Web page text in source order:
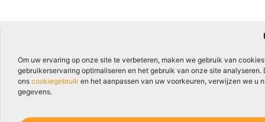
Om uw ervaring op onze site te verbeteren, maken we gebruik van
gebruikerservaring optimaliseren en het gebruik van onze site
ons cookiegebruik en het aanpassen van uw voorkeuren, verwijzen we u
gegevens.